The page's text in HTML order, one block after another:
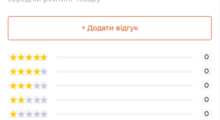
+ Додати відгук
0
0
0
0
0